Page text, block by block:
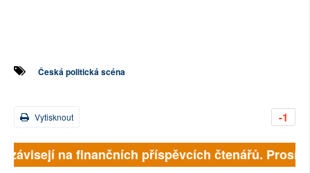
Česká politická scéna
-1
Vytisknout
na finančních příspěvcích čtenářů.